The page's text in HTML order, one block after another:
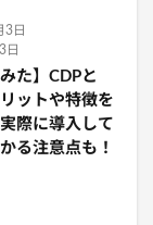
3日
日
た】CDPと
ットや特徴を
際に導入して
る注意点も！